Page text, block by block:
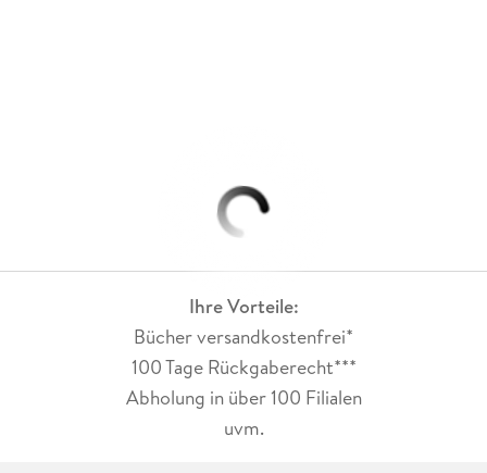
Ihre Vorteile:
Bücher versandkostenfrei*
100 Tage Rückgaberecht***
Abholung in über 100 Filialen
uvm.